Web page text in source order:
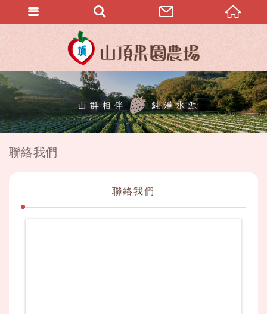
聯絡我們
聯絡我們